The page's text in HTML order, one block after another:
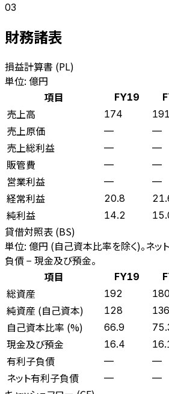
03
財務諸表
損益計算書 (PL)
単位: 億円
項目
FY19
売上高 174 191
売上原価 — —
売上総利益 — —
販管費 — —
営業利益 — —
経常利益 20.8
純利益 14.2
貸借対照表 (BS)
単位: 億円 (自己資本比率を除く)。ネ
負債 − 現金及び預金。
項目
FY19
総資産 192 180
純資産 (自己資本) 128 136
自己資本比率 (%) 66.9
現金及び預金 16.4
有利子負債 — —
ネット有利子負債 — —